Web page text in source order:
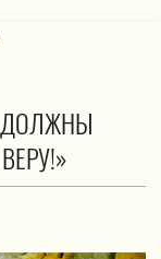
ДОЛЖНЫ